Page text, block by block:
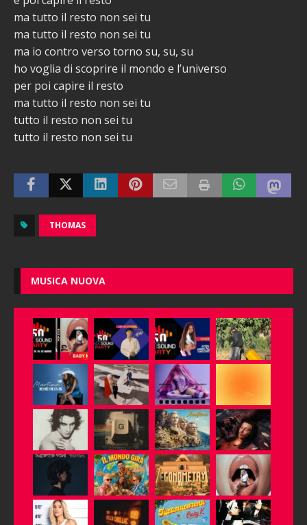
ma tutto il resto non sei tu
ma tutto il resto non sei tu
ma io contro verso torno su, su, su
ho voglia di scoprire il mondo e l’universo
per poi capire il resto
ma tutto il resto non sei tu
tutto il resto non sei tu
tutto il resto non sei tu
THOMAS
MUSICA NUOVA